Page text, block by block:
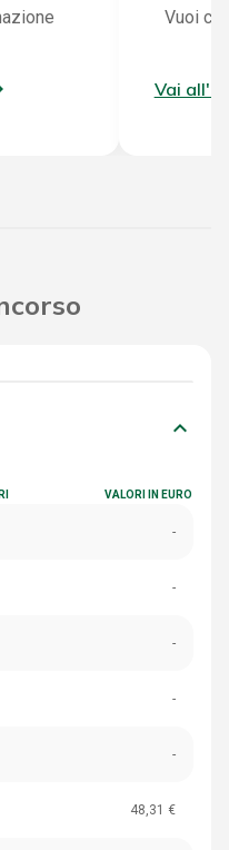
Vuoi
Vai
keyboard_arrow_down
VALORI IN EURO
-
-
-
-
-
48,31 €